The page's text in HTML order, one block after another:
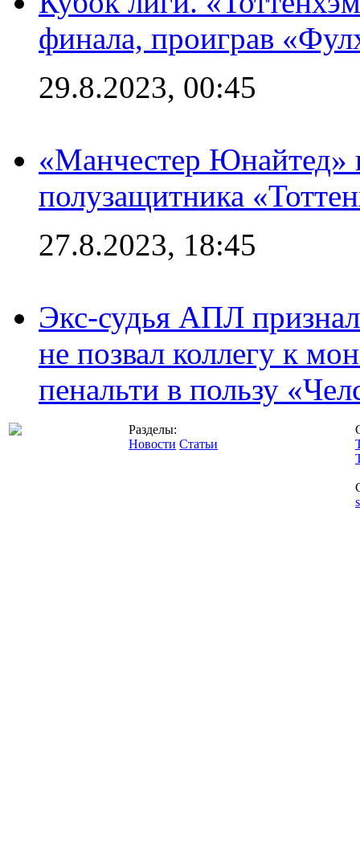
финала, проиграв
29.8.2023, 00:45
«Манчестер Юнайтед»
полузащитника
27.8.2023, 18:45
Экс-судья АПЛ
не позвал коллегу к
пенальти в пользу
Разделы:
Новости Статьи